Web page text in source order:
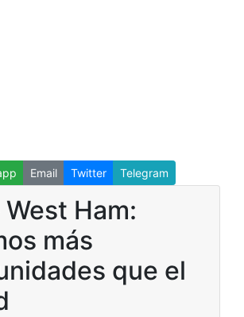
Email Twitter Telegram
West Ham:
más
que el